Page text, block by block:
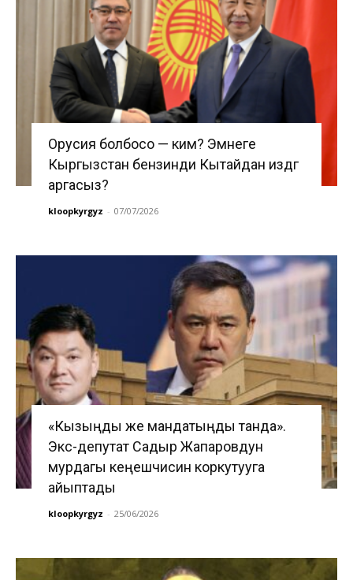
Орусия болбосо — ким? Эмнеге
Кыргызстан бензинди Кытайдан издөөгө
аргасыз?
kloopkyrgyz - 07/07/2026
«Кызыңды же мандатыңды танда».
Экс-депутат Садыр Жапаровдун
мурдагы кеңешчисин коркутууга
айыптады
kloopkyrgyz - 25/06/2026